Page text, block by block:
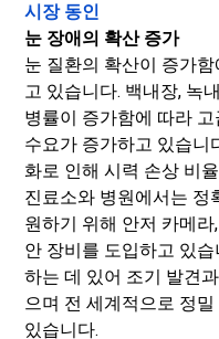
시장 동인
눈 장애의 확산 증가
눈 질환의 확산이 증가
고 있습니다. 백내장, 녹
병률이 증가함에 따라
수요가 증가하고 있습니
화로 인해 시력 손상 비
진료소와 병원에서는 정
원하기 위해 안저 카메라
안 장비를 도입하고 있
하는 데 있어 조기 발견
으며 전 세계적으로 정
있습니다.